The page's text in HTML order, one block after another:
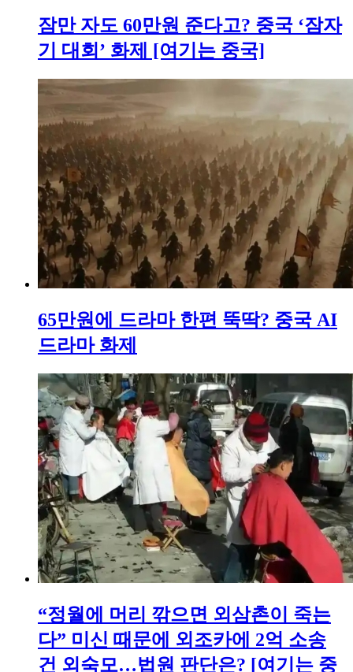
잠만 자도 60만원 준다고? 중국 ‘잠자
기 대회’ 화제 [여기는 중국]
65만원에 드라마 한편 뚝딱? 중국 AI
드라마 화제
“정월에 머리 깎으면 외삼촌이 죽는
다” 미신 때문에 외조카에 2억 소송
건 외숙모…법원 판단은? [여기는 중